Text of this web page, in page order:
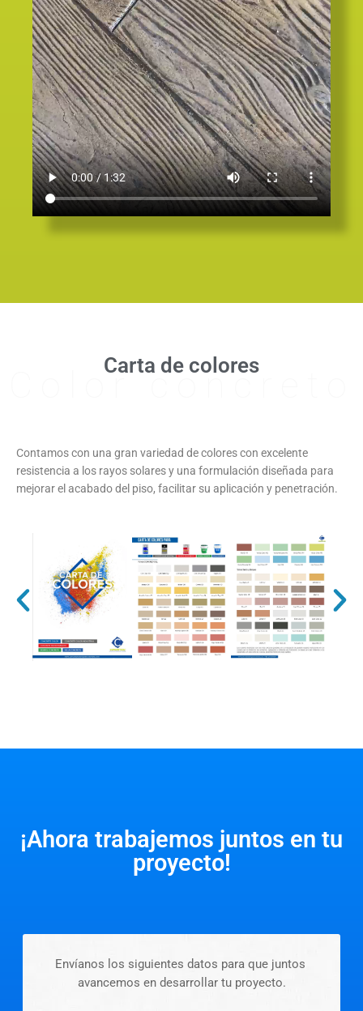
Color concreto
Carta de colores
Contamos con una gran variedad de colores con excelente
resistencia a los rayos solares y una formulación diseñada para
mejorar el acabado del piso, facilitar su aplicación y penetración.
¡Ahora trabajemos juntos en tu
proyecto!
Envíanos los siguientes datos para que juntos
avancemos en desarrollar tu proyecto.